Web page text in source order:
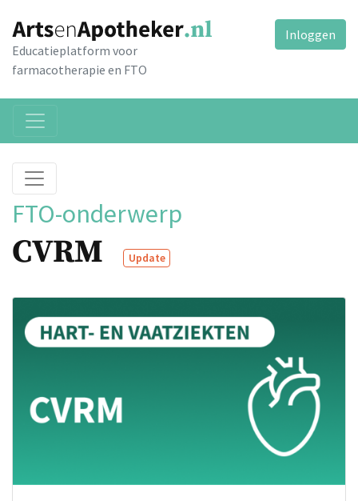
Educatieplatform voor
farmacotherapie en FTO
Inloggen
FTO-onderwerp
CVRM Update